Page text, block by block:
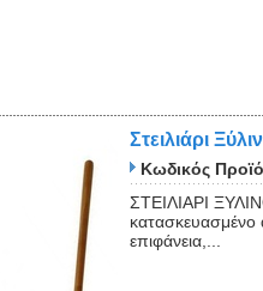
Στειλιάρι
Κωδικός
ΣΤΕΙΛΙΑΡΙ
επιφάνεια,...